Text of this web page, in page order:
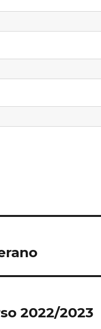
2022/2023